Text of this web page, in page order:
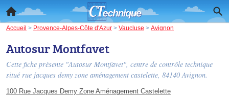
Accueil > Provence-Alpes-Côte d'Azur > Vaucluse > Avignon
Autosur Montfavet
Cette fiche présente "Autosur Montfavet", centre de contrôle technique
situé rue jacques demy zone aménagement castelette, 84140 Avignon.
100 Rue Jacques Demy Zone Aménagement Castelette